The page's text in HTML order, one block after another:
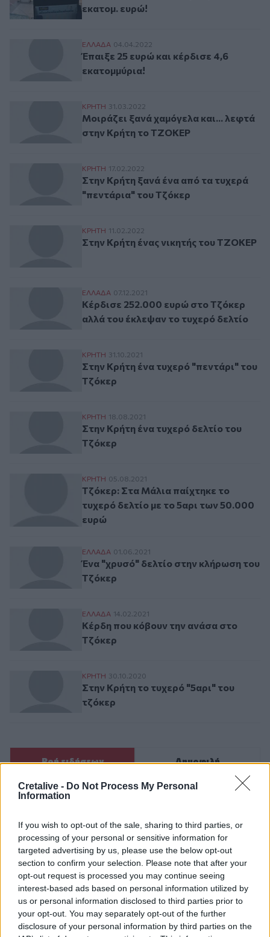
Cretalive - Do Not Process My Personal
Information
If you wish to opt-out of the sale, sharing to third parties, or
processing of your personal or sensitive information for
targeted advertising by us, please use the below opt-out
section to confirm your selection. Please note that after your
opt-out request is processed you may continue seeing
interest-based ads based on personal information utilized by
us or personal information disclosed to third parties prior to
your opt-out. You may separately opt-out of the further
disclosure of your personal information by third parties on the
εκατομ. ευρώ!
Έπαιξε 25 ευρώ και κέρδισε 4,6
ΕΛΛAΔΑ 04.04.2022
Έπαιξε 25 ευρώ και κέρδισε 4,6
εκατομμύρια!
Μοιράζει ξανά χαμόγελα και... λεφτά
ΚΡΗΤΗ 31.03.2022
Μοιράζει ξανά χαμόγελα και... λεφτά
στην Κρήτη το ΤΖΟΚΕΡ
Στην Κρήτη ξανά ένα από τα τυχερά
ΚΡΗΤΗ 17.02.2022
Στην Κρήτη ξανά ένα από τα τυχερά
"πεντάρια" του Τζόκερ
Στην Κρήτη ένας νικητής του ΤΖΟΚΕΡ
ΚΡΗΤΗ 11.02.2022
Στην Κρήτη ένας νικητής του ΤΖΟΚΕΡ
Κέρδισε 252.000 ευρώ στο Τζόκερ αλλά
ΕΛΛAΔΑ 07.12.2021
Κέρδισε 252.000 ευρώ στο Τζόκερ
αλλά του έκλεψαν το τυχερό δελτίο
Στην Κρήτη ένα τυχερό "πεντάρι" του
ΚΡΗΤΗ 31.10.2021
Στην Κρήτη ένα τυχερό "πεντάρι" του
Τζόκερ
Στην Κρήτη ένα τυχερό δελτίο του Τζόκερ
ΚΡΗΤΗ 18.08.2021
Στην Κρήτη ένα τυχερό δελτίο του
Τζόκερ
Τζόκερ: Στα Μάλια παίχτηκε το τυχερό
ΚΡΗΤΗ 05.08.2021
Τζόκερ: Στα Μάλια παίχτηκε το
τυχερό δελτίο με το 5αρι των 50.000
ευρώ
Ένα "χρυσό" δελτίο στην κλήρωση του
ΕΛΛAΔΑ 01.06.2021
Ένα "χρυσό" δελτίο στην κλήρωση του
Τζόκερ
Κέρδη που κόβουν την ανάσα στο Τζόκερ
ΕΛΛAΔΑ 14.02.2021
Κέρδη που κόβουν την ανάσα στο
Τζόκερ
Στην Κρήτη το τυχερό "5αρι" του τζόκερ
ΚΡΗΤΗ 30.10.2020
Στην Κρήτη το τυχερό "5αρι" του
τζόκερ
Ροή ειδήσεων Δημοφιλή
20:15
από σύγκρουση δύο τραμ - Δείτε βίντεο
20:06
Οργανωτικό λίφτινγκ χρειάζονται οι δήμοι
19:57
Ζ. Κωνσταντοπούλου για πυρκαγιές: Αυτό που συμβαίνει
δεν είναι ατύχημα αλλά έγκλημα συνεχιζόμενο